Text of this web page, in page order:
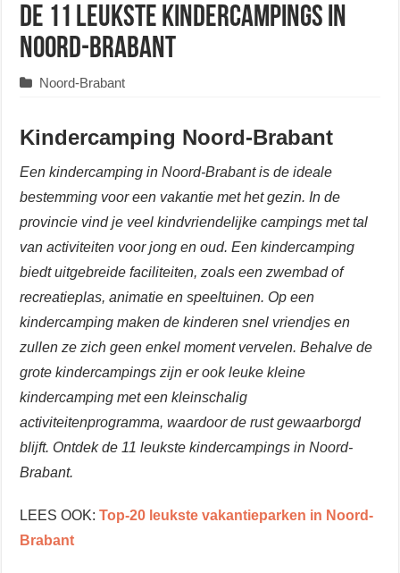
De 11 leukste kindercampings in
Noord-Brabant
Noord-Brabant
Kindercamping Noord-Brabant
Een kindercamping in Noord-Brabant is de ideale
bestemming voor een vakantie met het gezin. In de
provincie vind je veel kindvriendelijke campings met tal
van activiteiten voor jong en oud. Een kindercamping
biedt uitgebreide faciliteiten, zoals een zwembad of
recreatieplas, animatie en speeltuinen. Op een
kindercamping maken de kinderen snel vriendjes en
zullen ze zich geen enkel moment vervelen. Behalve de
grote kindercampings zijn er ook leuke kleine
kindercamping met een kleinschalig
activiteitenprogramma, waardoor de rust gewaarborgd
blijft. Ontdek de 11 leukste kindercampings in Noord-
Brabant.
LEES OOK:Top-20 leukste vakantieparken in Noord-
Brabant